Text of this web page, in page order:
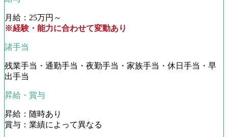
月給：25万円～
※経験・能力に合わせて変動あり
諸手当
残業手当・通勤手当・夜勤手当・家族手当・休日手当・早
出手当
昇給・賞与
昇給：随時あり
賞与：業績によって異なる